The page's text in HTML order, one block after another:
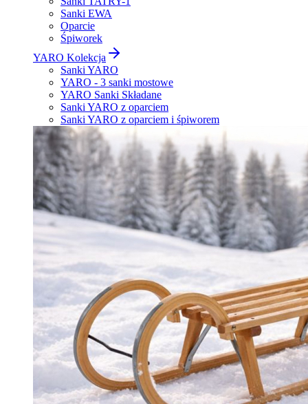
Sanki EWA
Oparcie
Śpiworek
YARO Kolekcja
Sanki YARO
YARO - 3 sanki mostowe
YARO Sanki Składane
Sanki YARO z oparciem
Sanki YARO z oparciem i śpiworem